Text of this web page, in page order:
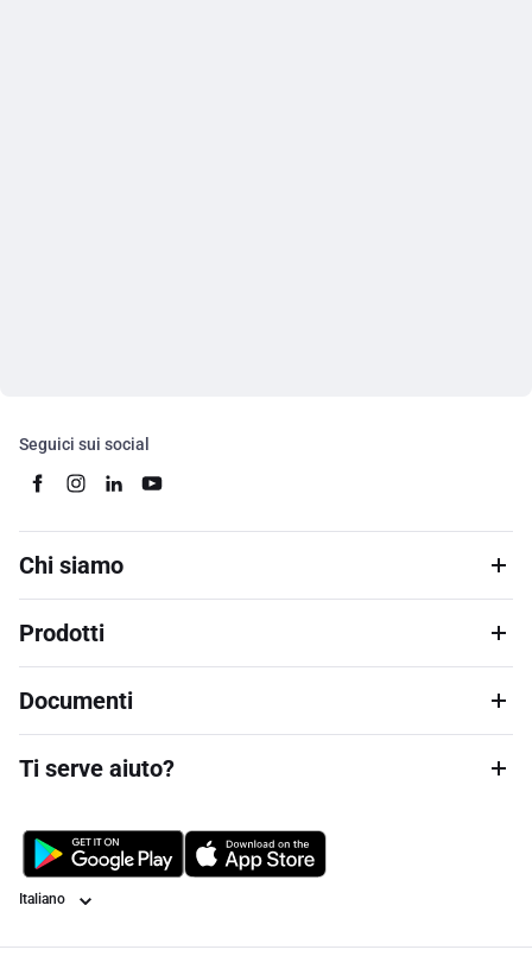
Seguici sui social
Chi siamo
Prodotti
Documenti
Ti serve aiuto?
Lingua